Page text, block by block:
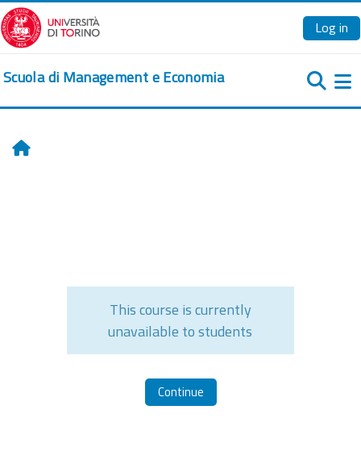
Skip to main content
Log in
Scuola di Management e Economia
Home
This course is currently
unavailable to students
Continue